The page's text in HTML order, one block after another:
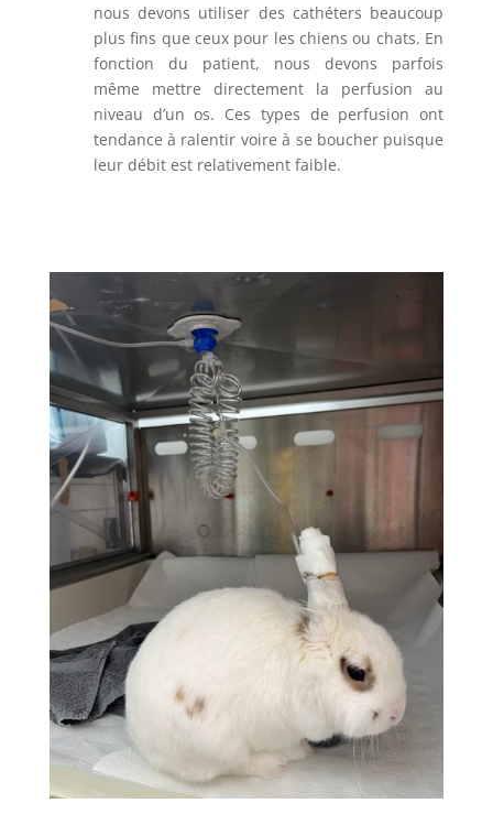
nous devons utiliser des cathéters beaucoup
plus fins que ceux pour les chiens ou chats. En
fonction du patient, nous devons parfois
même mettre directement la perfusion au
niveau d’un os. Ces types de perfusion ont
tendance à ralentir voire à se boucher puisque
leur débit est relativement faible.